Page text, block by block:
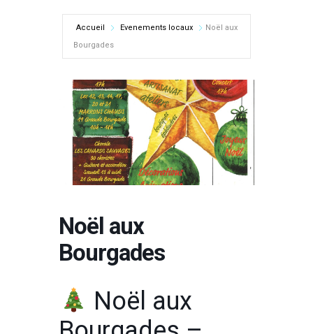
Accueil Evenements locaux
Noël aux
Bourgades
Noël aux
Bourgades
Noël aux